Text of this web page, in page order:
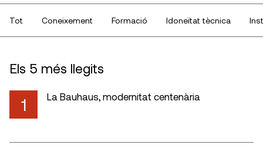
Tot Coneixement Formació Idoneïtat tècnica
Els 5 més llegits
1 La Bauhaus, modernitat centenària